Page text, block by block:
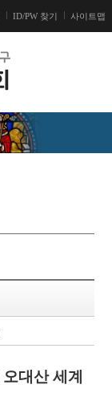
ID/PW 찾기 사이트맵
오대산 세계